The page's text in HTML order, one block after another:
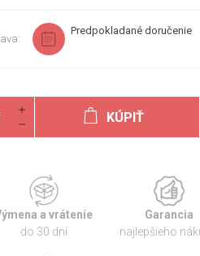
Predpokladané doručenie
KÚPIŤ
a vrátenie
do 30 dní
Garancia
najlepšieho